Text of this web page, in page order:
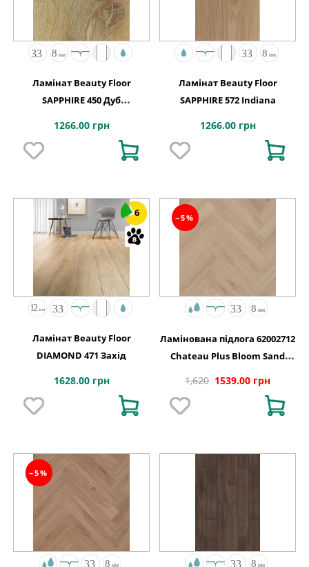
Ламінат Beauty Floor
SAPPHIRE 450 Дуб
1266.00 грн
Ламінат Beauty Floor
SAPPHIRE 572 Indiana
1266.00 грн
6
Ламінат Beauty Floor
DIAMOND 471 Захід
1628.00 грн
−5%
Ламінована підлога 62002712
Chateau Plus Bloom Sand
1,620 1539.00 грн
−5%